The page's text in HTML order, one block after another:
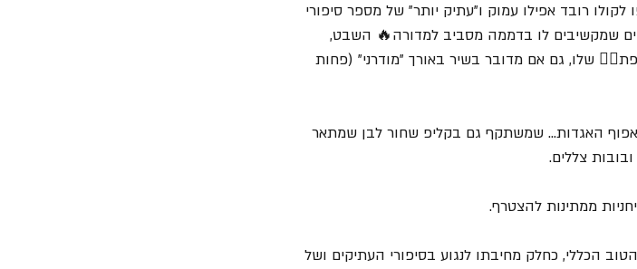
רובד אפילו עמוק ו"עתיק יותר" של מספר סיפורי
שמקשיבים לו בדממה מסביב למדורה🔥 השבט,
שלו, גם אם מדובר בשיר באורך "מודרני" (פחות
אפוף האגדות... שמשתקף גם בקליפ שחור לבן שמתאר
צללים.
ממתינות להצטרף.
הכללי, כחלק מחיבתו לנגוע בסיפורי העתיקים ושל